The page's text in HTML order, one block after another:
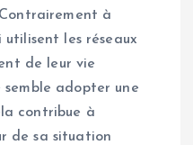
à
les réseaux
de leur vie
semble adopter une
contribue à
de sa situation